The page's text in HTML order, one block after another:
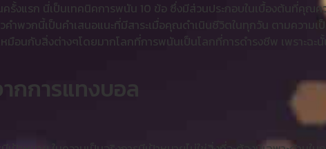
ครั้งแรก นี่เป็นเทคนิคการพนัน 10 ข้อ ซึ่งมีส่วนประกอบในเบื้องต้นที่คุณคว
พวกนี้เป็นคำเสนอแนะที่มีสาระเมื่อคุณดำเนินชีวิตในทุกวัน ตามความเป็
กับสิ่งต่างๆโดยมากโลกที่การพนันเป็นโลกที่การดำรงชีพ เพราะฉะนั้
กการแทงบอล